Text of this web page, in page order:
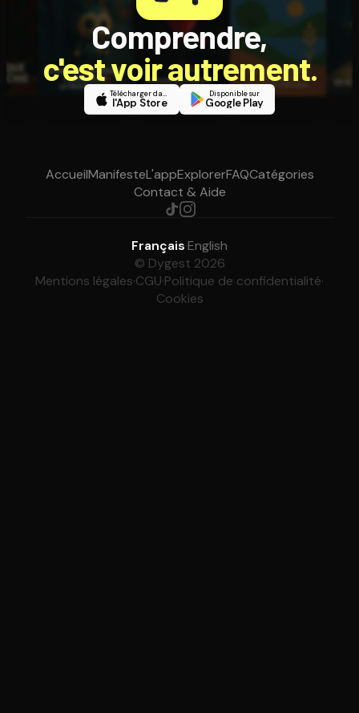
Comprendre,
c'est voir autrement.
Télécharger dans
l'App Store
Disponible sur
Google Play
AccueilManifesteL'appExplorerFAQCatégories
Contact & Aide
Français·English
© Dygest 2026
Mentions légales·CGU·Politique de confidentialité·
Cookies